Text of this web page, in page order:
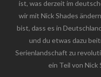
ist, was derzeit im
wir mit Nick Shades
bist, dass es in
und du etwas dazu
Serienlandschaft zu
ein Teil von Nick